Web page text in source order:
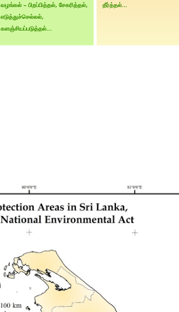
வழங்கல் – பிறப்பித்தல், சேகரித்தல்,
எடுத்துச்செல்லல்,
களஞ்சியப்படுத்தல்...
தீர்த்தல்...